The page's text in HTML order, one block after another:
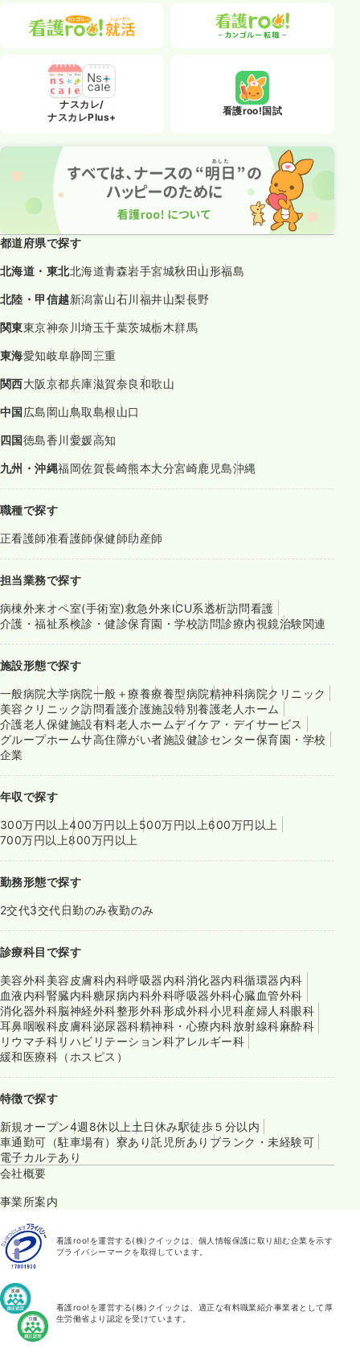
ナスカレ/
ナスカレPlus+
看護roo!国試
都道府県で探す
北海道・東北北海道青森岩手宮城秋田山形福島
北陸・甲信越新潟富山石川福井山梨長野
関東東京神奈川埼玉千葉茨城栃木群馬
東海愛知岐阜静岡三重
関西大阪京都兵庫滋賀奈良和歌山
中国広島岡山鳥取島根山口
四国徳島香川愛媛高知
九州・沖縄福岡佐賀長崎熊本大分宮崎鹿児島沖縄
職種で探す
正看護師准看護師保健師助産師
担当業務で探す
病棟外来オペ室(手術室)救急外来ICU系透析訪問看護
介護・福祉系検診・健診保育園・学校訪問診療内視鏡治験関連
施設形態で探す
一般病院大学病院一般＋療養療養型病院精神科病院クリニック
美容クリニック訪問看護介護施設特別養護老人ホーム
介護老人保健施設有料老人ホームデイケア・デイサービス
グループホームサ高住障がい者施設健診センター保育園・学校
企業
年収で探す
300万円以上400万円以上 500万円以上600万円以上
700万円以上800万円以上
勤務形態で探す
2交代3交代日勤のみ夜勤のみ
診療科目で探す
美容外科美容皮膚科内科呼吸器内科消化器内科循環器内科
血液内科腎臓内科糖尿病内科外科呼吸器外科心臓血管外科
消化器外科脳神経外科整形外科形成外科小児科産婦人科眼科
耳鼻咽喉科皮膚科泌尿器科精神科・心療内科放射線科麻酔科
リウマチ科リハビリテーション科アレルギー科
緩和医療科（ホスピス）
特徴で探す
新規オープン4週8休以上 土日休み駅徒歩５分以内
車通勤可（駐車場有） 寮あり託児所あり ブランク・未経験可
電子カルテあり
会社概要
事業所案内
看護roo!を運営する(株)クイックは、個人情報保護に取り組む企業を示す
プライバシーマークを取得しています。
看護roo!を運営する(株)クイックは、適正な有料職業紹介事業者として厚
生労働省より認定を受けています。